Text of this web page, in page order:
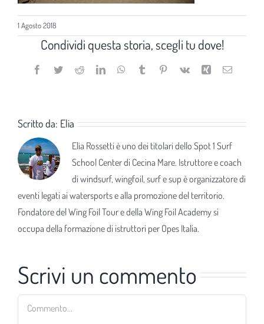
1 Agosto 2018
Condividi questa storia, scegli tu dove!
Facebook
TwitterRedditLinkedInWhatsApp
TumblrPinterest
Vk Xing Email
Scritto da: Elia
Elia Rossetti è uno dei titolari dello Spot 1 Surf
School Center di Cecina Mare. Istruttore e coach
di windsurf, wingfoil, surf e sup è organizzatore di
eventi legati ai watersports e alla promozione del territorio.
Fondatore del Wing Foil Tour e della Wing Foil Academy si
occupa della formazione di istruttori per Opes Italia.
Scrivi un commento
Commento